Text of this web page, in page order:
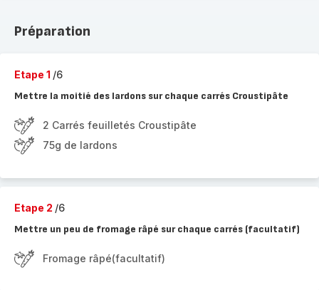
Préparation
Etape 1 /6
Mettre la moitié des lardons sur chaque carrés Croustipâte
2 Carrés feuilletés Croustipâte
75g de lardons
Etape 2 /6
Mettre un peu de fromage râpé sur chaque carrés (facultatif)
Fromage râpé(facultatif)